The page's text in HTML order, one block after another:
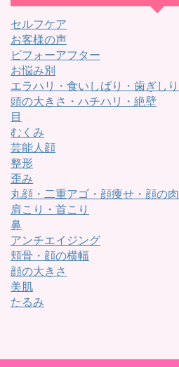
セルフケア
お客様の声
ビフォーアフター
お悩み別
エラハリ・食いしばり・歯ぎしり
頭の大きさ・ハチハリ・絶壁
目
むくみ
芸能人顔
整形
歪み
丸顔・二重アゴ・顔痩せ・顔の肉
肩こり・首こり
鼻
アンチエイジング
頬骨・顔の横幅
顔の大きさ
美肌
たるみ